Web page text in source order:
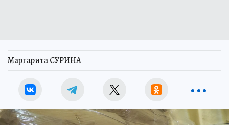
Маргарита СУРИНА